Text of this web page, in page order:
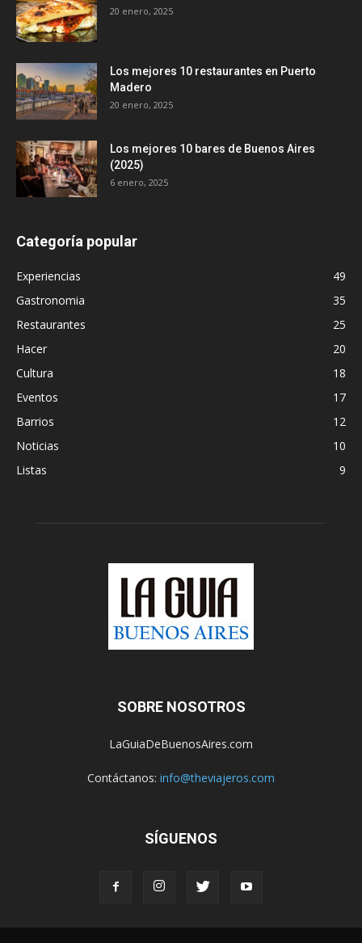
20 enero, 2025
Los mejores 10 restaurantes en Puerto
Madero
20 enero, 2025
Los mejores 10 bares de Buenos Aires
(2025)
6 enero, 2025
Categoría popular
Experiencias
49
Gastronomia
35
Restaurantes
25
Hacer
20
Cultura
18
Eventos
17
Barrios
12
Noticias
10
Listas
9
SOBRE NOSOTROS
LaGuiaDeBuenosAires.com
Contáctanos: info@theviajeros.com
SÍGUENOS